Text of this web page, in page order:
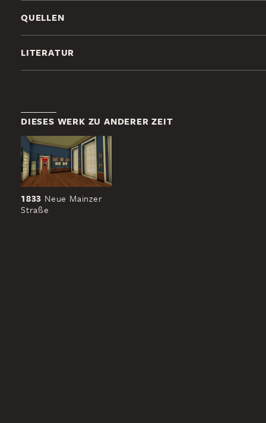
QUELLEN
LITERATUR
DIESES WERK ZU ANDERER ZEIT
1833 Neue Mainzer
Straße